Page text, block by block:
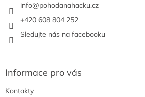
info@pohodanahacku.cz
+420 608 804 252
Sledujte nás na facebooku
Informace pro vás
Kontakty